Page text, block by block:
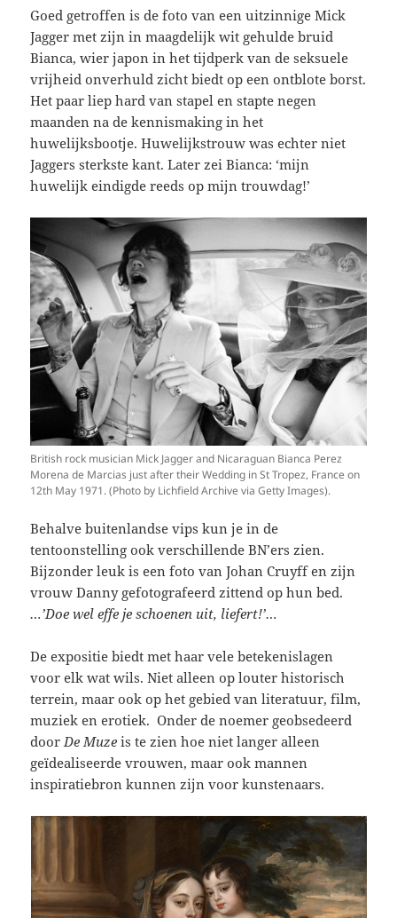
Goed getroffen is de foto van een uitzinnige Mick
Jagger met zijn in maagdelijk wit gehulde bruid
Bianca, wier japon in het tijdperk van de seksuele
vrijheid onverhuld zicht biedt op een ontblote borst.
Het paar liep hard van stapel en stapte negen
maanden na de kennismaking in het
huwelijksbootje. Huwelijkstrouw was echter niet
Jaggers sterkste kant. Later zei Bianca: ‘mijn
huwelijk eindigde reeds op mijn trouwdag!’
British rock musician Mick Jagger and Nicaraguan Bianca Perez
Morena de Marcias just after their Wedding in St Tropez, France on
12th May 1971. (Photo by Lichfield Archive via Getty Images).
Behalve buitenlandse vips kun je in de
tentoonstelling ook verschillende BN’ers zien.
Bijzonder leuk is een foto van Johan Cruyff en zijn
vrouw Danny gefotografeerd zittend op hun bed.
…’Doe wel effe je schoenen uit, liefert!’…
De expositie biedt met haar vele betekenislagen
voor elk wat wils. Niet alleen op louter historisch
terrein, maar ook op het gebied van literatuur, film,
muziek en erotiek. Onder de noemer geobsedeerd
door De Muze is te zien hoe niet langer alleen
geïdealiseerde vrouwen, maar ook mannen
inspiratiebron kunnen zijn voor kunstenaars.